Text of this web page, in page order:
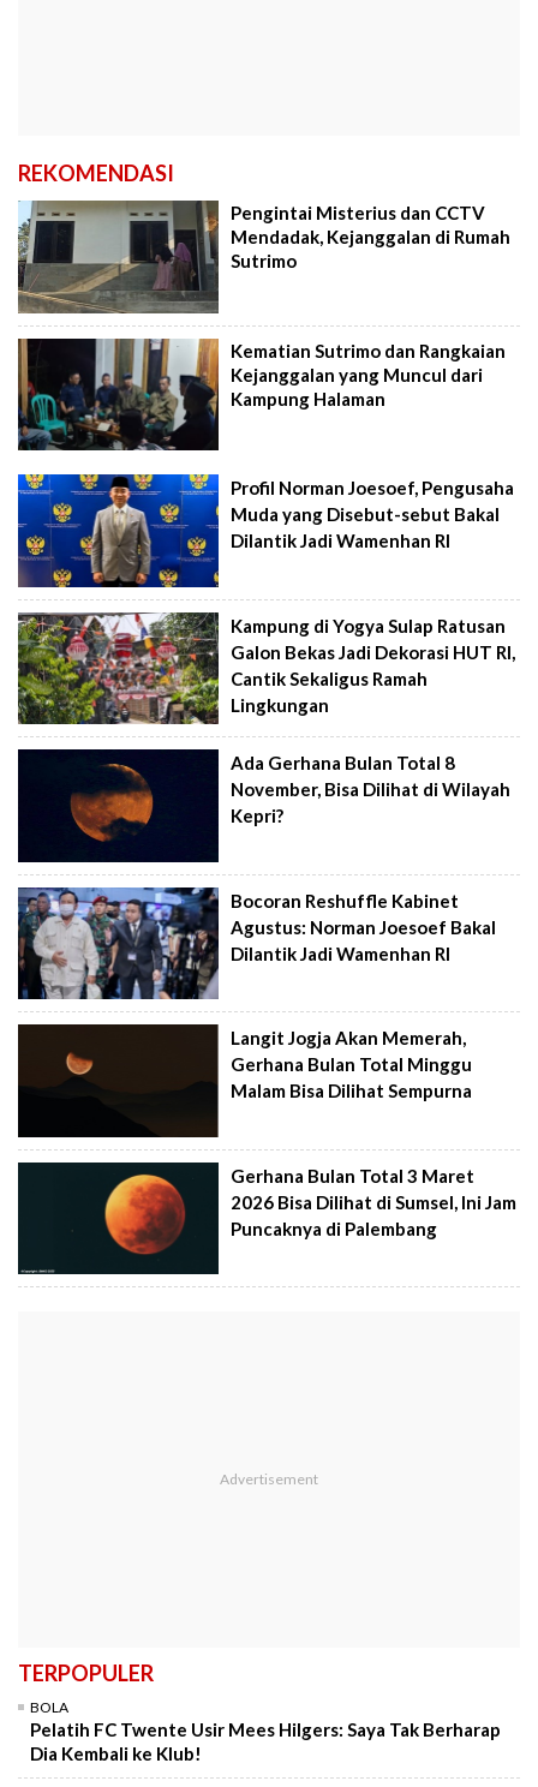
REKOMENDASI
Pengintai Misterius dan CCTV
Mendadak, Kejanggalan di Rumah
Sutrimo
Kematian Sutrimo dan Rangkaian
Kejanggalan yang Muncul dari
Kampung Halaman
Profil Norman Joesoef, Pengusaha
Muda yang Disebut-sebut Bakal
Dilantik Jadi Wamenhan RI
Kampung di Yogya Sulap Ratusan
Galon Bekas Jadi Dekorasi HUT RI,
Cantik Sekaligus Ramah
Lingkungan
Ada Gerhana Bulan Total 8
November, Bisa Dilihat di Wilayah
Kepri?
Bocoran Reshuffle Kabinet
Agustus: Norman Joesoef Bakal
Dilantik Jadi Wamenhan RI
Langit Jogja Akan Memerah,
Gerhana Bulan Total Minggu
Malam Bisa Dilihat Sempurna
Gerhana Bulan Total 3 Maret
2026 Bisa Dilihat di Sumsel, Ini Jam
Puncaknya di Palembang
TERPOPULER
BOLA
Pelatih FC Twente Usir Mees Hilgers: Saya Tak Berharap
Dia Kembali ke Klub!